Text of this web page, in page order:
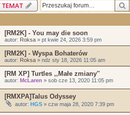
TEMAT
[RM2K] - You may die soon
autor: Roksa » pt kwie 24, 2026 3:59 pm
[RM2K] - Wyspa Bohaterów
autor: Roksa » ndz sty 18, 2026 11:05 am
[RM XP] Turtles ,,Małe zmiany''
autor: McLaren » sob cze 13, 2020 11:05 pm
[RMXPA]Talus Odyssey
autor: HGS » czw maja 28, 2020 7:39 pm